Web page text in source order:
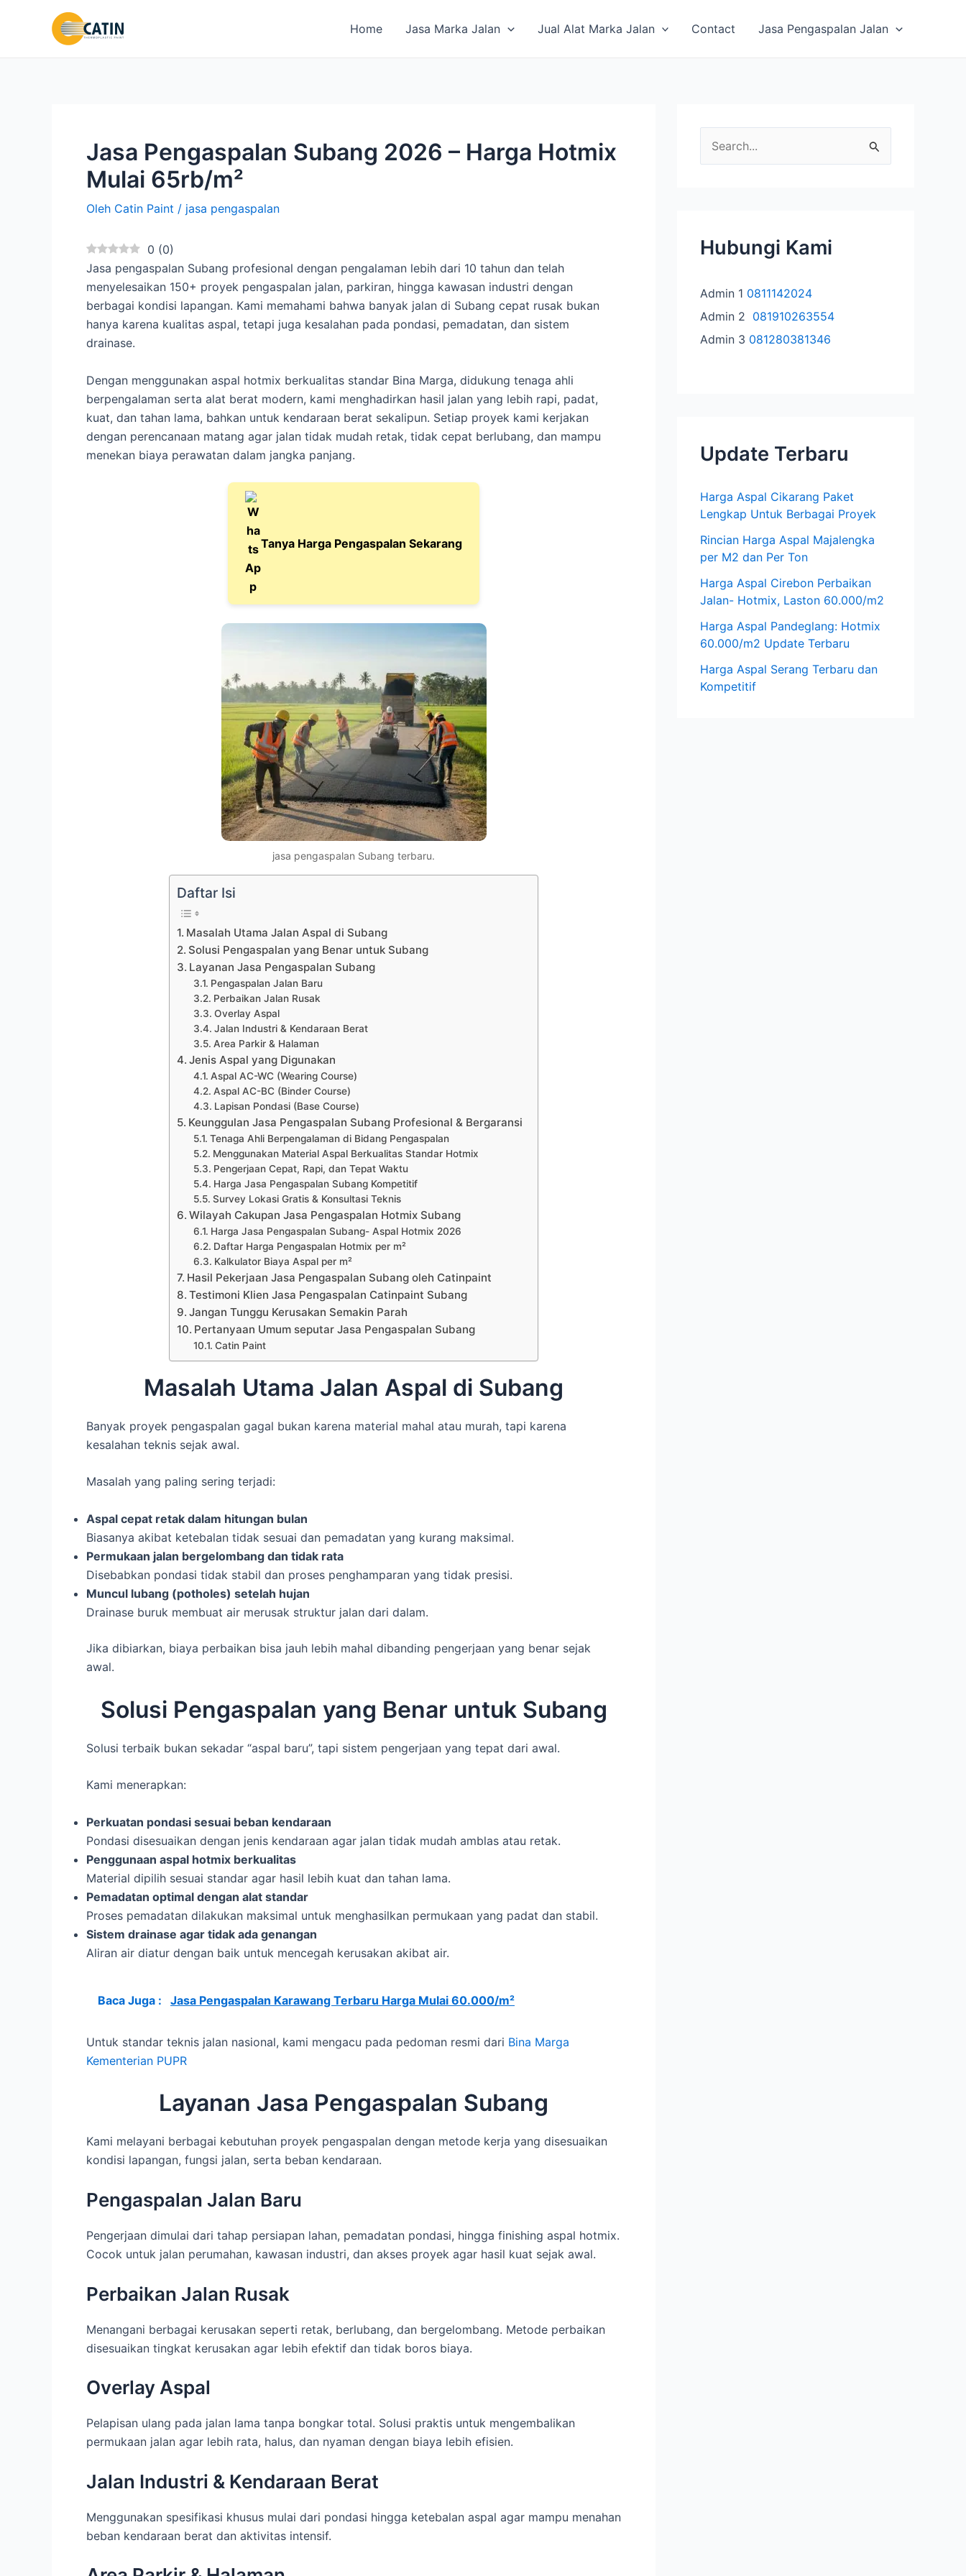
Home Jasa Marka Jalan Jual Alat Marka Jalan Contact Jasa Pengaspalan Jalan
Jasa Pengaspalan Subang 2026 – Harga Hotmix
Mulai 65rb/m²
Oleh Catin Paint / jasa pengaspalan
0 (0)
Jasa pengaspalan Subang profesional dengan pengalaman lebih dari 10 tahun dan telah
menyelesaikan 150+ proyek pengaspalan jalan, parkiran, hingga kawasan industri dengan
berbagai kondisi lapangan. Kami memahami bahwa banyak jalan di Subang cepat rusak bukan
hanya karena kualitas aspal, tetapi juga kesalahan pada pondasi, pemadatan, dan sistem
drainase.
Dengan menggunakan aspal hotmix berkualitas standar Bina Marga, didukung tenaga ahli
berpengalaman serta alat berat modern, kami menghadirkan hasil jalan yang lebih rapi, padat,
kuat, dan tahan lama, bahkan untuk kendaraan berat sekalipun. Setiap proyek kami kerjakan
dengan perencanaan matang agar jalan tidak mudah retak, tidak cepat berlubang, dan mampu
menekan biaya perawatan dalam jangka panjang.
Tanya Harga Pengaspalan Sekarang
jasa pengaspalan Subang terbaru.
Daftar Isi
Masalah Utama Jalan Aspal di Subang
Solusi Pengaspalan yang Benar untuk Subang
Layanan Jasa Pengaspalan Subang
Pengaspalan Jalan Baru
Perbaikan Jalan Rusak
Overlay Aspal
Jalan Industri & Kendaraan Berat
Area Parkir & Halaman
Jenis Aspal yang Digunakan
Aspal AC-WC (Wearing Course)
Aspal AC-BC (Binder Course)
Lapisan Pondasi (Base Course)
Keunggulan Jasa Pengaspalan Subang Profesional & Bergaransi
Tenaga Ahli Berpengalaman di Bidang Pengaspalan
Menggunakan Material Aspal Berkualitas Standar Hotmix
Pengerjaan Cepat, Rapi, dan Tepat Waktu
Harga Jasa Pengaspalan Subang Kompetitif
Survey Lokasi Gratis & Konsultasi Teknis
Wilayah Cakupan Jasa Pengaspalan Hotmix Subang
Harga Jasa Pengaspalan Subang- Aspal Hotmix 2026
Daftar Harga Pengaspalan Hotmix per m²
Kalkulator Biaya Aspal per m²
Hasil Pekerjaan Jasa Pengaspalan Subang oleh Catinpaint
Testimoni Klien Jasa Pengaspalan Catinpaint Subang
Jangan Tunggu Kerusakan Semakin Parah
Pertanyaan Umum seputar Jasa Pengaspalan Subang
Catin Paint
Masalah Utama Jalan Aspal di Subang
Banyak proyek pengaspalan gagal bukan karena material mahal atau murah, tapi karena
kesalahan teknis sejak awal.
Masalah yang paling sering terjadi:
Aspal cepat retak dalam hitungan bulan
Biasanya akibat ketebalan tidak sesuai dan pemadatan yang kurang maksimal.
Permukaan jalan bergelombang dan tidak rata
Disebabkan pondasi tidak stabil dan proses penghamparan yang tidak presisi.
Muncul lubang (potholes) setelah hujan
Drainase buruk membuat air merusak struktur jalan dari dalam.
Jika dibiarkan, biaya perbaikan bisa jauh lebih mahal dibanding pengerjaan yang benar sejak
awal.
Solusi Pengaspalan yang Benar untuk Subang
Solusi terbaik bukan sekadar “aspal baru”, tapi sistem pengerjaan yang tepat dari awal.
Kami menerapkan:
Perkuatan pondasi sesuai beban kendaraan
Pondasi disesuaikan dengan jenis kendaraan agar jalan tidak mudah amblas atau retak.
Penggunaan aspal hotmix berkualitas
Material dipilih sesuai standar agar hasil lebih kuat dan tahan lama.
Pemadatan optimal dengan alat standar
Proses pemadatan dilakukan maksimal untuk menghasilkan permukaan yang padat dan stabil.
Sistem drainase agar tidak ada genangan
Aliran air diatur dengan baik untuk mencegah kerusakan akibat air.
Baca Juga : Jasa Pengaspalan Karawang Terbaru Harga Mulai 60.000/m²
Untuk standar teknis jalan nasional, kami mengacu pada pedoman resmi dari Bina Marga
Kementerian PUPR
Layanan Jasa Pengaspalan Subang
Kami melayani berbagai kebutuhan proyek pengaspalan dengan metode kerja yang disesuaikan
kondisi lapangan, fungsi jalan, serta beban kendaraan.
Pengaspalan Jalan Baru
Pengerjaan dimulai dari tahap persiapan lahan, pemadatan pondasi, hingga finishing aspal hotmix.
Cocok untuk jalan perumahan, kawasan industri, dan akses proyek agar hasil kuat sejak awal.
Perbaikan Jalan Rusak
Menangani berbagai kerusakan seperti retak, berlubang, dan bergelombang. Metode perbaikan
disesuaikan tingkat kerusakan agar lebih efektif dan tidak boros biaya.
Overlay Aspal
Pelapisan ulang pada jalan lama tanpa bongkar total. Solusi praktis untuk mengembalikan
permukaan jalan agar lebih rata, halus, dan nyaman dengan biaya lebih efisien.
Jalan Industri & Kendaraan Berat
Menggunakan spesifikasi khusus mulai dari pondasi hingga ketebalan aspal agar mampu menahan
beban kendaraan berat dan aktivitas intensif.
a
n
u
k
:
Hubungi Kami
Admin 1 0811142024
Admin 2 081910263554
Admin 3 081280381346
Update Terbaru
Harga Aspal Cikarang Paket
Lengkap Untuk Berbagai Proyek
Rincian Harga Aspal Majalengka
per M2 dan Per Ton
Harga Aspal Cirebon Perbaikan
Jalan- Hotmix, Laston 60.000/m2
Harga Aspal Pandeglang: Hotmix
60.000/m2 Update Terbaru
Harga Aspal Serang Terbaru dan
Kompetitif